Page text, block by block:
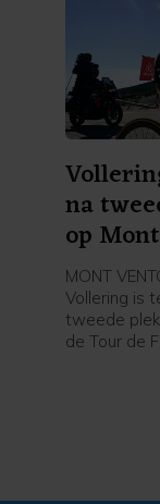
na
op
MONT
Vollering is
tweede
de Tour de